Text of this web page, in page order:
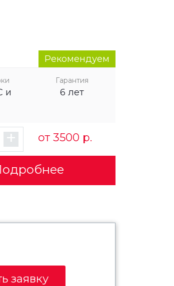
Рекомендуем
и
Гарантия
6 лет
+ от 3500 р.
заявку